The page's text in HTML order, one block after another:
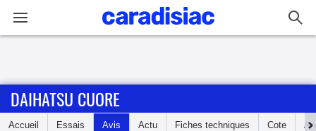
Accueil
DAIHATSU CUORE
Accueil Essais Avis Actu Fiches techniques Cote